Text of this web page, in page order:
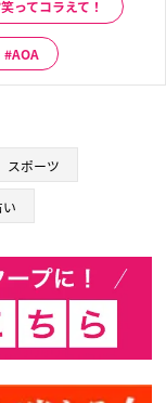
ってコラえて！
AOA
スポーツ
い